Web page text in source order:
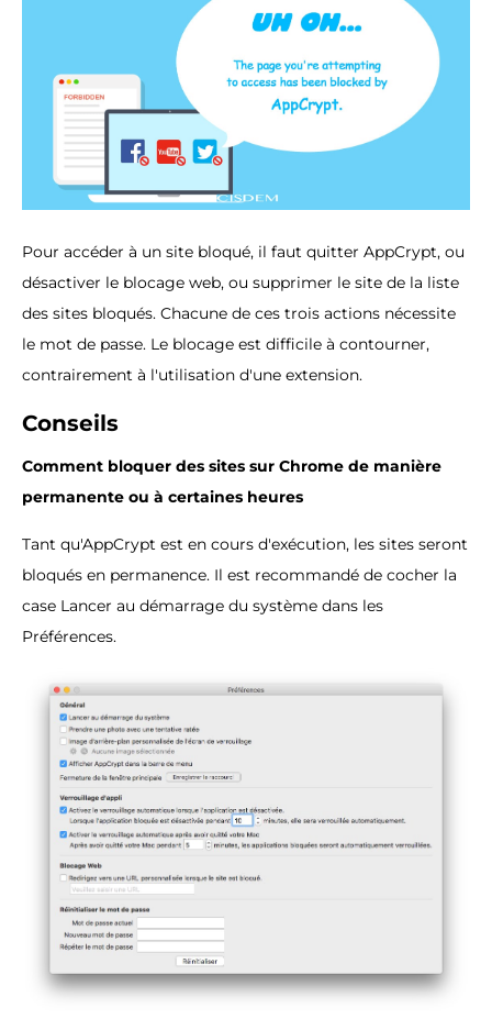
Pour accéder à un site bloqué, il faut quitter AppCrypt, ou
désactiver le blocage web, ou supprimer le site de la liste
des sites bloqués. Chacune de ces trois actions nécessite
le mot de passe. Le blocage est difficile à contourner,
contrairement à l'utilisation d'une extension.
Conseils
Comment bloquer des sites sur Chrome de manière
permanente ou à certaines heures
Tant qu'AppCrypt est en cours d'exécution, les sites seront
bloqués en permanence. Il est recommandé de cocher la
case Lancer au démarrage du système dans les
Préférences.